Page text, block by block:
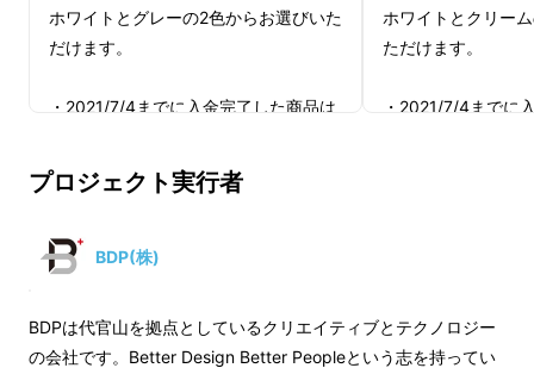
ホワイトとグレーの2色からお選びいた
だけます。
・2021/7/4までに入金完了した商品は
・7月上旬以後のご注文は8月1日より
順次出荷いたします。
※ゆうパケットorネコポス便でお届けし
※ご注文確定後の、注文内容の変更に
は対応することが出来ません。
ホワイトとクリー
ただけます。
・2021/7/4までに
は対応することが
プロジェクト実行者
BDP(株)
BDPは代官山を拠点としているクリエイティブとテクノロジー
の会社です。Better Design Better Peopleという志を持ってい